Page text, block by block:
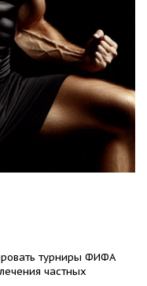
турниры ФИФА
частных